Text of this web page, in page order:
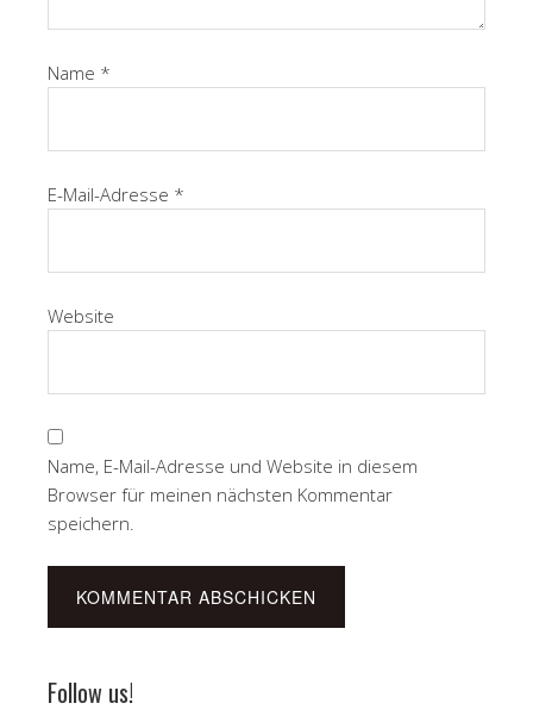
Name *
E-Mail-Adresse *
Website
Name, E-Mail-Adresse und Website in diesem
Browser für meinen nächsten Kommentar
speichern.
Follow us!